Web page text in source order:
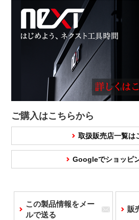
ご購入はこちらから
取扱販売店一覧は
Googleでショッピ
この製品情報をメー
ルで送る
販